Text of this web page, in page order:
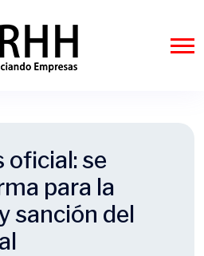
oficial: se
para la
sanción del